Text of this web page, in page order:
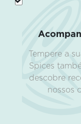
Tempere a
Spices
descobre
nossos